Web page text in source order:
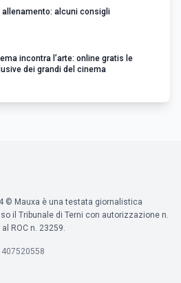
alcuni consigli
incontra l’arte: online gratis le
dei grandi del cinema
© Mauxa è una testata giornalistica
il Tribunale di Terni con autorizzazione n.
ROC n. 23259.